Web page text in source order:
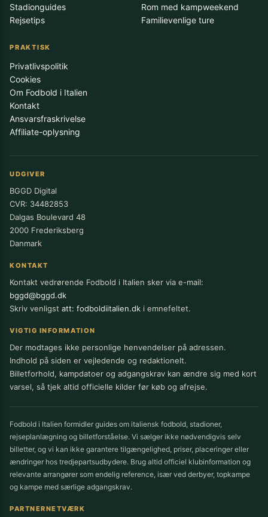
Stadionguides
Rejsetips
Rom med kampweekend
Familievenlige ture
PRAKTISK
Privatlivspolitik
Cookies
Om Fodbold i Italien
Kontakt
Ansvarsfraskrivelse
Affiliate-oplysning
UDGIVER
BGGD Digital
CVR: 34482853
Dalgas Boulevard 48
2000 Frederiksberg
Danmark
KONTAKT
Kontakt vedrørende Fodbold i Italien sker via e-mail:
bggd@bggd.dk
Skriv venligst att: fodboldiitalien.dk i emnefeltet.
VIGTIG INFORMATION
Der modtages ikke personlige henvendelser på adressen.
Indhold på siden er vejledende og redaktionelt.
Billetforhold, kampdatoer og adgangskrav kan ændre sig med kort
varsel, så tjek altid officielle kilder før køb og afrejse.
Fodbold i Italien formidler guides om italiensk fodbold, stadioner,
rejseplanlægning og billetforståelse. Vi sælger ikke nødvendigvis selv
billetter, og vi kan ikke garantere tilgængelighed, priser, placeringer eller
ændringer hos tredjepartsudbydere. Brug altid officiel klubinformation og
relevante arrangører som endelig reference, især ved derbyer, topkampe
og kampe med særlige adgangskrav.
PARTNERNETVÆRK